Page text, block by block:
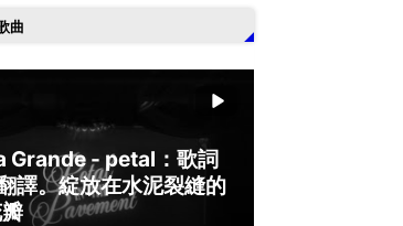
曲
Grande - petal：歌詞
譯。綻放在水泥裂縫的